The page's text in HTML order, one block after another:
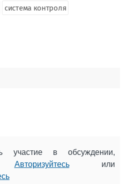
система контроля
участие в обсуждении,
Авторизуйтесьили